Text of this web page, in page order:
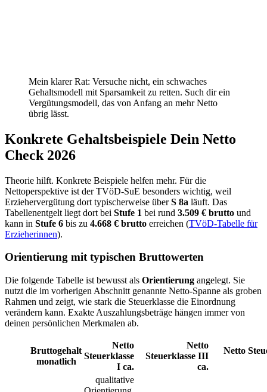
Mein klarer Rat: Versuche nicht, ein schwaches
Gehaltsmodell mit Sparsamkeit zu retten. Such dir ein
Vergütungsmodell, das von Anfang an mehr Netto
übrig lässt.
Konkrete Gehaltsbeispiele Dein Netto
Check 2026
Theorie hilft. Konkrete Beispiele helfen mehr. Für die
Nettoperspektive ist der TVöD-SuE besonders wichtig, weil
Erziehervergütung dort typischerweise überS 8a läuft. Das
Tabellenentgelt liegt dort bei Stufe 1 bei rund 3.509 € brutto und
kann in Stufe 6 bis zu 4.668 € brutto erreichen (TVöD-Tabelle für
Erzieherinnen).
Orientierung mit typischen Bruttowerten
Die folgende Tabelle ist bewusst als Orientierung angelegt. Sie
nutzt die im vorherigen Abschnitt genannte Netto-Spanne als groben
Rahmen und zeigt, wie stark die Steuerklasse die Einordnung
verändern kann. Exakte Auszahlungsbeträge hängen immer von
deinen persönlichen Merkmalen ab.
Bruttogehalt
monatlich
Netto
Steuerklasse
I ca.
Netto
Steuerklasse III
ca.
Netto
qualitative